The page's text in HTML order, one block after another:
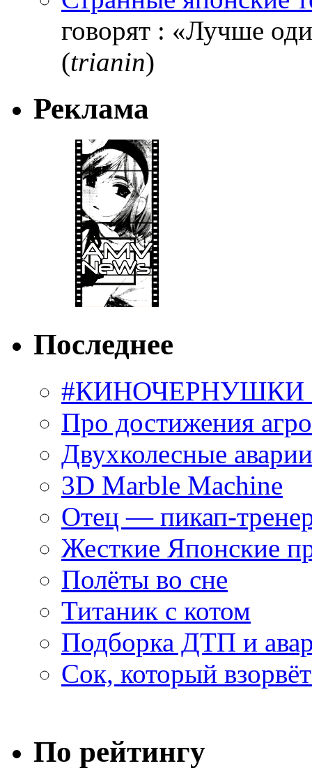
говорят : «Лучше
(trianin)
Реклама
Последнее
#КИНОЧЕРНУШКИ
Про достижения
Двухколесные
3D Marble Machine
Отец — пикап-
Жесткие Японские
Полёты во сне
Титаник с котом
Подборка ДТП и
Сок, который
По рейтингу